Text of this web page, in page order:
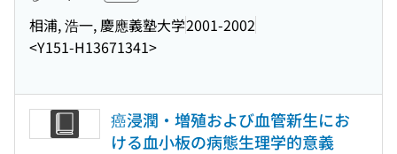
相浦, 浩一, 慶應義塾大学2001-2002
<Y151-H13671341>
癌浸潤・増殖および血管新生にお
ける血小板の病態生理学的意義